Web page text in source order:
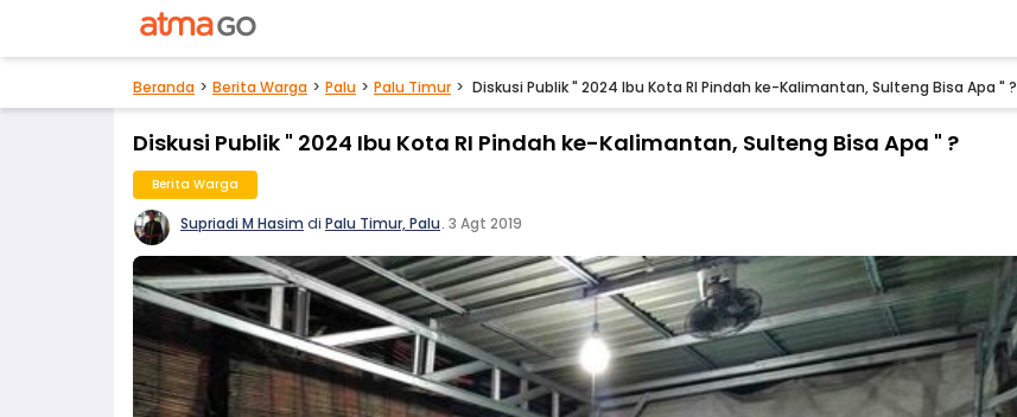
Beranda Berita Warga Palu Palu Timur Diskusi Publik " 2024 Ibu Kota RI Pindah ke-Kalimantan, Sulteng Bisa Apa " ?
Diskusi Publik " 2024 Ibu Kota RI Pindah ke-Kalimantan, Sulteng Bisa Apa " ?
Berita Warga
Supriadi M Hasim di Palu Timur, Palu. 3 Agt 2019